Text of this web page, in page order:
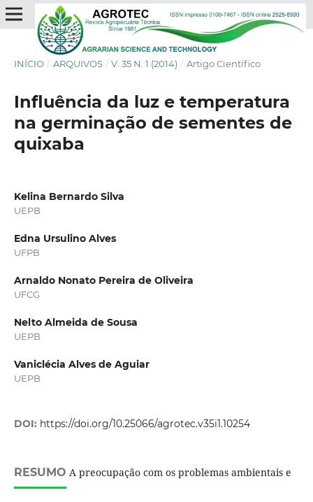
INÍCIO / ARQUIVOS / V. 35 N. 1 (2014) / Artigo Científico
Influência da luz e temperatura
na germinação de sementes de
quixaba
Kelina Bernardo Silva
UEPB
Edna Ursulino Alves
UFPB
Arnaldo Nonato Pereira de Oliveira
UFCG
Nelto Almeida de Sousa
UEPB
Vaniclécia Alves de Aguiar
UEPB
DOI: https://doi.org/10.25066/agrotec.v35i1.10254
RESUMO A preocupação com os problemas ambientais e